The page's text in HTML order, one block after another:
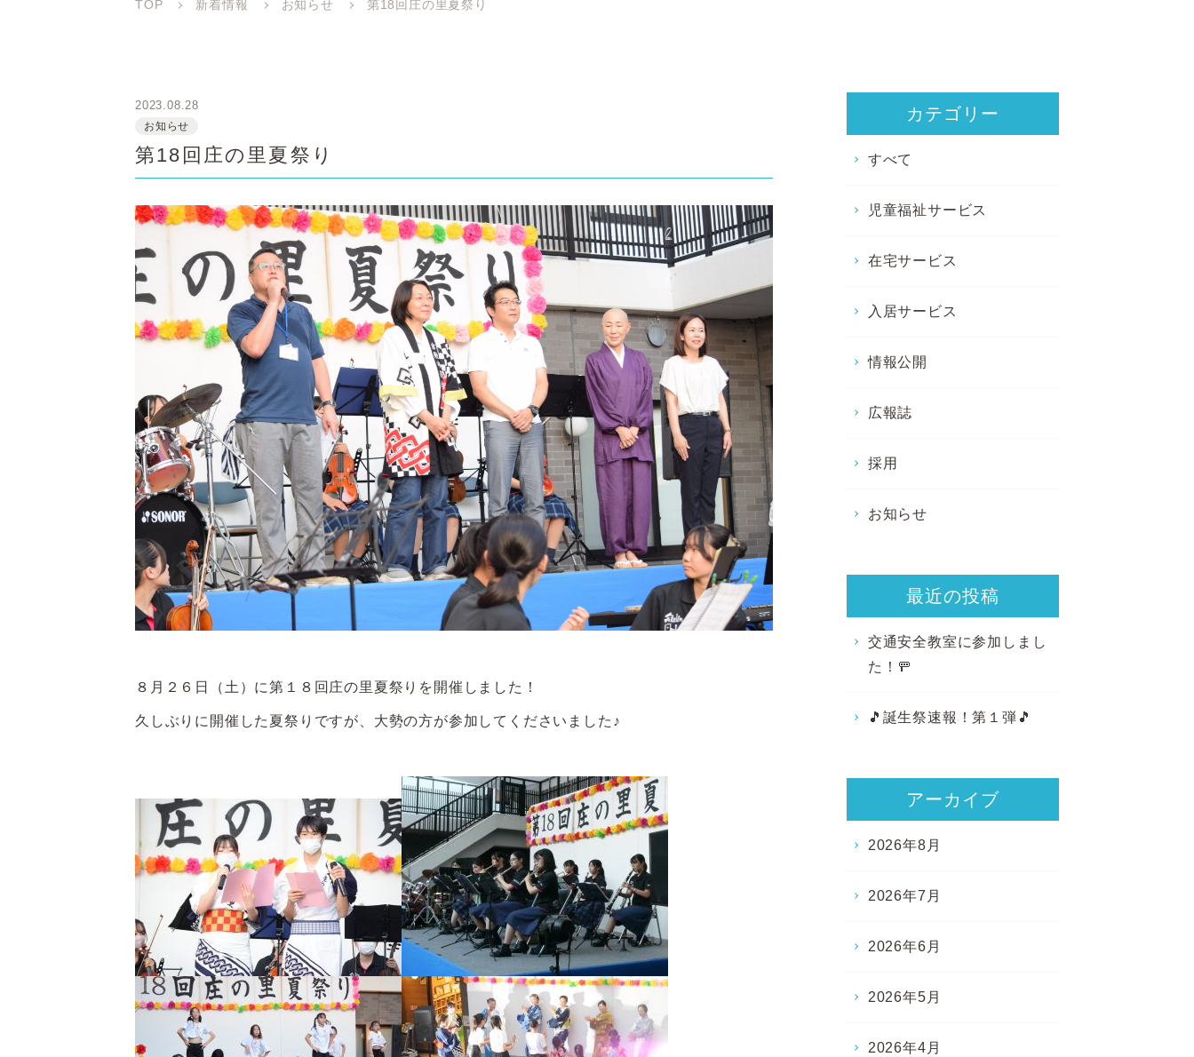
TOP 新着情報 お知らせ 第18回庄の里夏祭り
2023.08.28
お知らせ
第18回庄の里夏祭り
８月２６日（土）に第１８回庄の里夏祭りを開催しました！
久しぶりに開催した夏祭りですが、大勢の方が参加してくださいました♪
カテゴリー
すべて
児童福祉サービス
在宅サービス
入居サービス
情報公開
広報誌
採用
お知らせ
最近の投稿
交通安全教室に参加しまし
た！🚥
🎵誕生祭速報！第１弾🎵
アーカイブ
2026年8月
2026年7月
2026年6月
2026年5月
2026年4月